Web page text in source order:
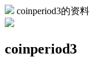
coinperiod3的资料
coinperiod3